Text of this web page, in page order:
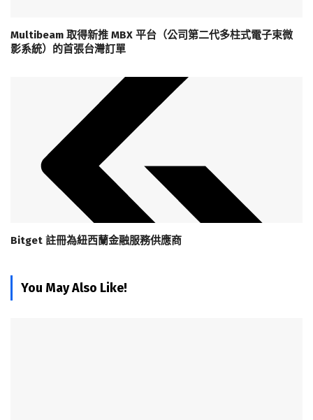
Multibeam 取得新推 MBX 平台（公司第二代多柱式電子束微
影系統）的首張台灣訂單
Bitget 註冊為紐西蘭金融服務供應商
You May Also Like!